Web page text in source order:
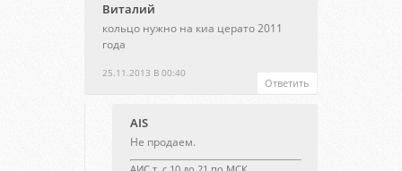
Виталий
25.11.2013 В 00:40
кольцо нужно на киа церато 2011
года
Ответить
AIS
Не продаем.